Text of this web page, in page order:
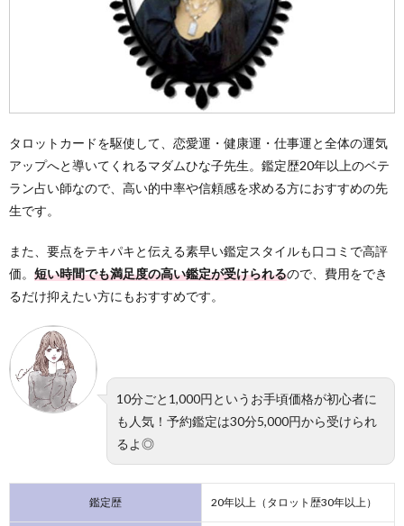
タロットカードを駆使して、恋愛運・健康運・仕事運と全体の運気
アップへと導いてくれるマダムひな子先生。鑑定歴20年以上のベテ
ラン占い師なので、高い的中率や信頼感を求める方におすすめの先
生です。
また、要点をテキパキと伝える素早い鑑定スタイルも口コミで高評
価。 短い時間でも満足度の高い鑑定が受けられるので、費用をでき
るだけ抑えたい方にもおすすめです。
10分ごと1,000円というお手頃価格が初心者に
も人気！予約鑑定は30分5,000円から受けられ
るよ◎
鑑定歴 20年以上（タロット歴30年以上）